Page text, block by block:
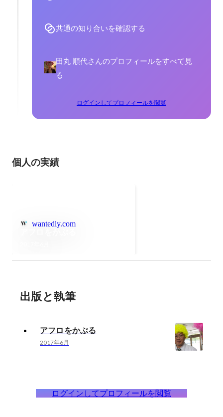
共通の知り合いを確認する
田丸 順代さんのプロフィールをすべて見
る
ログインしてプロフィールを閲覧
個人の実績
wantedly.com
出版と執筆
アフロをかぶる
2017年6月
ログインしてプロフィールを閲覧